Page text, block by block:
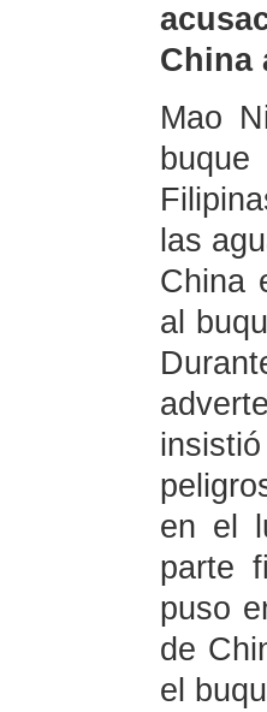
China
Mao
las
China
al
en el
parte
puso
de
el